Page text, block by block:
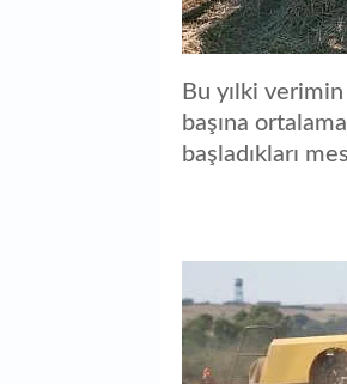
Bu yılki
başına
başladıkları